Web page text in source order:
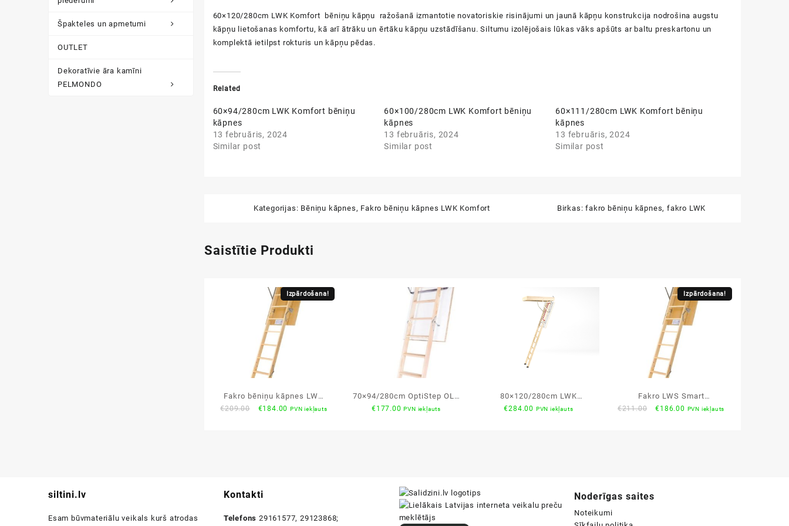
Špakteles un apmetumi
OUTLET
Dekoratīvie āra kamīni
PELMONDO
60×120/280cm LWK Komfort bēniņu kāpņu ražošanā izmantotie novatoriskie risinājumi un jaunā kāpņu konstrukcija nodrošina augstu
kāpņu lietošanas komfortu, kā arī ātrāku un ērtāku kāpņu uzstādīšanu. Siltumu izolējošais lūkas vāks apšūts ar baltu preskartonu un
komplektā ietilpst rokturis un kāpņu pēdas.
Related
60×94/280cm LWK Komfort bēniņu
kāpnes
13 februāris, 2024
Similar post
60×100/280cm LWK Komfort bēniņu
kāpnes
13 februāris, 2024
Similar post
60×111/280cm LWK Komfort bēniņu
kāpnes
13 februāris, 2024
Similar post
Kategorijas: Bēniņu kāpnes , Fakro bēniņu kāpnes LWK Komfort Birkas:fakro bēniņu kāpnes, fakro LWK
Saistītie Produkti
Izpārdošana!
Fakro bēniņu kāpnes LWS
Smart 60x120x280cm
€209.00
Original
€184.00 Current
PVN iekļauts
70×94/280cm OptiStep OLE
basic bēniņu kāpnes
€177.00 PVN iekļauts
80×120/280cm LWK
Komfort bēniņu kāpnes
€284.00 PVN iekļauts
Izpārdošana!
Fakro LWS Smart
70x120x280cm bēniņu
€211.00
Original
€186.00 Current
PVN iekļauts
siltini.lv
Esam būvmateriālu veikals kurš atrodas
Kontakti
Telefons 29161577, 29123868;
Noderīgas saites
Noteikumi